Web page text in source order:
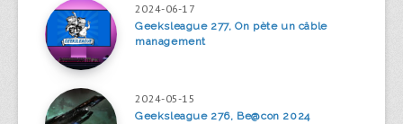
2024-06-17
Geeksleague 277, On pète un câble
management
2024-05-15
Geeksleague 276, Be@con 2024